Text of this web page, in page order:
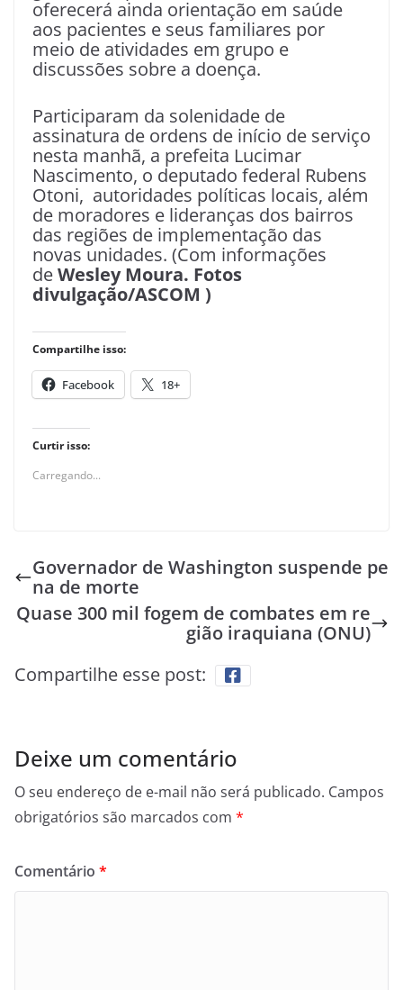
oferecerá ainda orientação em saúde
aos pacientes e seus familiares por
meio de atividades em grupo e
discussões sobre a doença.
Participaram da solenidade de
assinatura de ordens de início de serviço
nesta manhã, a prefeita Lucimar
Nascimento, o deputado federal Rubens
Otoni, autoridades políticas locais, além
de moradores e lideranças dos bairros
das regiões de implementação das
novas unidades. (Com informações
deWesley Moura. Fotos
divulgação/ASCOM )
Compartilhe isso:
Facebook 18+
Curtir isso:
Carregando...
Governador de Washington suspende pe
na de morte
Quase 300 mil fogem de combates em re
gião iraquiana (ONU)
Compartilhe esse post:
Deixe um comentário
O seu endereço de e-mail não será publicado. Campos
obrigatórios são marcados com *
Comentário *